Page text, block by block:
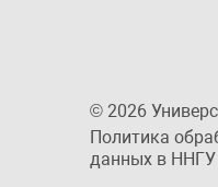
© 2026
Политика
данных в ННГУ